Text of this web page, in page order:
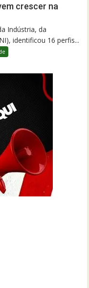
crescer na
Indústria, da
identificou 16 perfis...